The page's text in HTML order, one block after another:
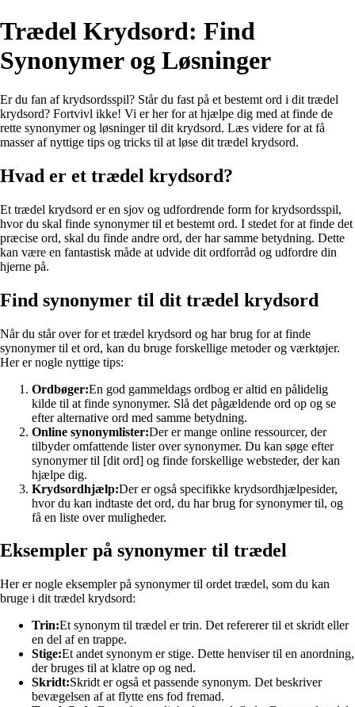
Trædel Krydsord: Find
Synonymer og Løsninger
Er du fan af krydsordsspil? Står du fast på et bestemt ord i dit trædel
krydsord? Fortvivl ikke! Vi er her for at hjælpe dig med at finde de
rette synonymer og løsninger til dit krydsord. Læs videre for at få
masser af nyttige tips og tricks til at løse dit trædel krydsord.
Hvad er et trædel krydsord?
Et trædel krydsord er en sjov og udfordrende form for krydsordsspil,
hvor du skal finde synonymer til et bestemt ord. I stedet for at finde det
præcise ord, skal du finde andre ord, der har samme betydning. Dette
kan være en fantastisk måde at udvide dit ordforråd og udfordre din
hjerne på.
Find synonymer til dit trædel krydsord
Når du står over for et trædel krydsord og har brug for at finde
synonymer til et ord, kan du bruge forskellige metoder og værktøjer.
Her er nogle nyttige tips:
Ordbøger:En god gammeldags ordbog er altid en pålidelig
kilde til at finde synonymer. Slå det pågældende ord op og se
efter alternative ord med samme betydning.
Online synonymlister:Der er mange online ressourcer, der
tilbyder omfattende lister over synonymer. Du kan søge efter
synonymer til [dit ord] og finde forskellige websteder, der kan
hjælpe dig.
Krydsordhjælp:Der er også specifikke krydsordhjælpesider,
hvor du kan indtaste det ord, du har brug for synonymer til, og
få en liste over muligheder.
Eksempler på synonymer til trædel
Her er nogle eksempler på synonymer til ordet trædel, som du kan
bruge i dit trædel krydsord:
Trin:Et synonym til trædel er trin. Det refererer til et skridt eller
en del af en trappe.
Stige:Et andet synonym er stige. Dette henviser til en anordning,
der bruges til at klatre op og ned.
Skridt:Skridt er også et passende synonym. Det beskriver
bevægelsen af at flytte ens fod fremad.